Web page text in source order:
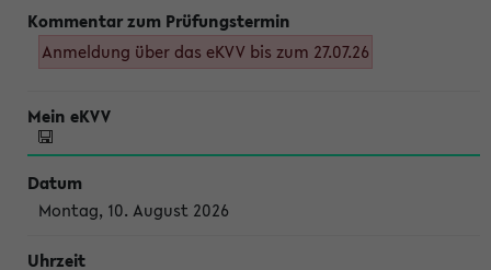
Anmeldung über das eKVV bis zum 27.07.26
Montag, 10. August 2026